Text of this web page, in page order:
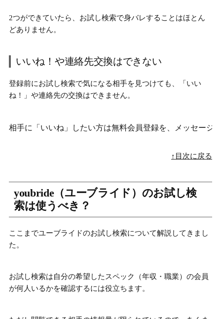
2つができていたら、お試し検索で身バレすることはほとん
どありません。
いいね！や連絡先交換はできない
登録前にお試し検索で気になる相手を見つけても、「いい
ね！」や連絡先の交換はできません。
相手に「いいね」したい方は無料会員登録を、メッセージ
↑目次に戻る
youbride（ユーブライド）のお試し検
索は使うべき？
ここまでユーブライドのお試し検索について解説してきまし
た。
お試し検索は自分の希望したスペック（年収・職業）の会員
が何人いるかを確認するには役立ちます。